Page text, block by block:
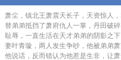
萧尘，镇北王萧震天长子，天资惊人
替弟弟抵挡了萧府仇人一掌，丹田破
耻辱，一直生活在天才弟弟的阴影之
妻叶青璇，两人发生争吵，他被弟弟
他说话，反而错认为他惹是生非，让